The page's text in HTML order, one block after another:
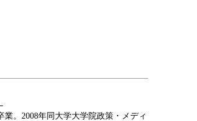
。2008年同大学大学院政策・メディ